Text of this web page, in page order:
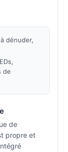
dénuder,
de
de
propre et